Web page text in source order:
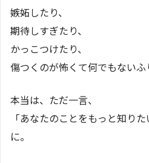
嫉妬したり、
期待しすぎたり、
かっこつけたり、
傷つくのが怖くて何でもないふ
本当は、ただ一言、
「あなたのことをもっと知り
に。